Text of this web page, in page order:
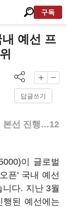
구독
예선 프
답글쓰기
본선 진행…12
이 글로벌
픈' 국내 예선
다. 지난 3월
행된 예선에는